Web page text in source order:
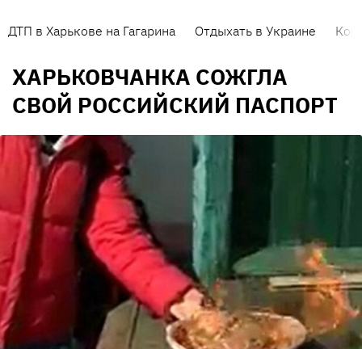
ДТП в Харькове на Гагарина Отдыхать в Украине
ХАРЬКОВЧАНКА СОЖГЛА
СВОЙ РОССИЙСКИЙ ПАСПОРТ